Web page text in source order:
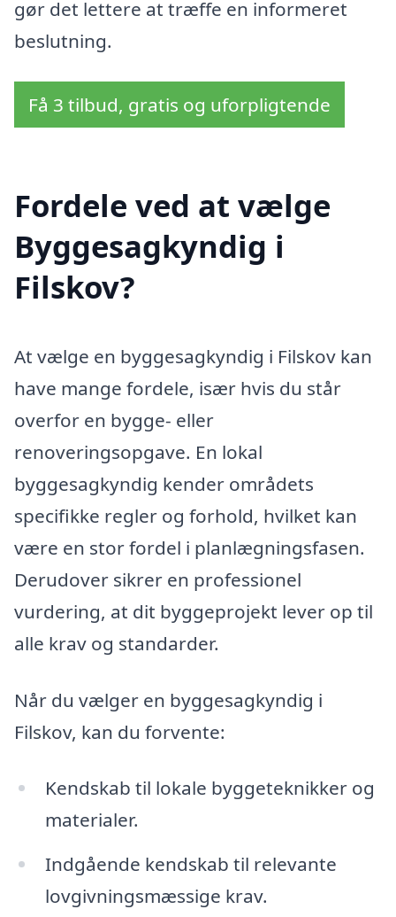
gør det lettere at træffe en informeret
beslutning.
Få 3 tilbud, gratis og uforpligtende
Fordele ved at vælge
Byggesagkyndig i
Filskov?
At vælge en byggesagkyndig i Filskov kan
have mange fordele, især hvis du står
overfor en bygge- eller
renoveringsopgave. En lokal
byggesagkyndig kender områdets
specifikke regler og forhold, hvilket kan
være en stor fordel i planlægningsfasen.
Derudover sikrer en professionel
vurdering, at dit byggeprojekt lever op til
alle krav og standarder.
Når du vælger en byggesagkyndig i
Filskov, kan du forvente:
Kendskab til lokale byggeteknikker og
materialer.
Indgående kendskab til relevante
lovgivningsmæssige krav.